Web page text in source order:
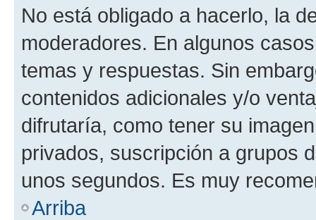
No está obligado a hacerlo, la
moderadores. En algunos
temas y respuestas. Sin
contenidos adicionales y/o
difrutaría, como tener su
privados, suscripción a grupos
unos segundos. Es muy
Arriba